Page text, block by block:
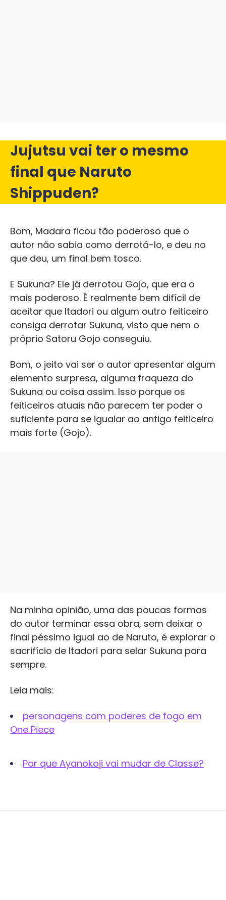
Jujutsu vai ter o mesmo
final que Naruto
Shippuden?
Bom, Madara ficou tão poderoso que o
autor não sabia como derrotá-lo, e deu no
que deu, um final bem tosco.
E Sukuna? Ele já derrotou Gojo, que era o
mais poderoso. É realmente bem difícil de
aceitar que Itadori ou algum outro feiticeiro
consiga derrotar Sukuna, visto que nem o
próprio Satoru Gojo conseguiu.
Bom, o jeito vai ser o autor apresentar algum
elemento surpresa, alguma fraqueza do
Sukuna ou coisa assim. Isso porque os
feiticeiros atuais não parecem ter poder o
suficiente para se igualar ao antigo feiticeiro
mais forte (Gojo).
Na minha opinião, uma das poucas formas
do autor terminar essa obra, sem deixar o
final péssimo igual ao de Naruto, é explorar o
sacrifício de Itadori para selar Sukuna para
sempre.
Leia mais:
personagens com poderes de fogo em
One Piece
Por que Ayanokoji vai mudar de Classe?